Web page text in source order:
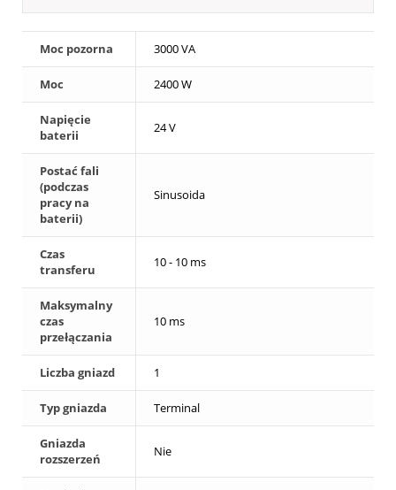
Moc pozorna 3000 VA
Moc 2400 W
Napięcie
baterii
24 V
Postać fali
(podczas
pracy na
baterii)
Sinusoida
Czas
transferu
10 - 10 ms
Maksymalny
czas
przełączania
10 ms
Liczba gniazd 1
Typ gniazda Terminal
Gniazda
rozszerzeń
Nie